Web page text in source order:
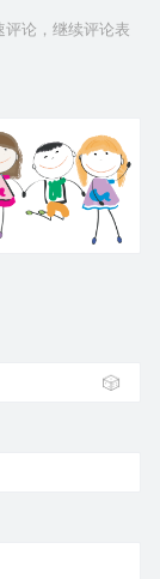
论，继续评论表
🎲